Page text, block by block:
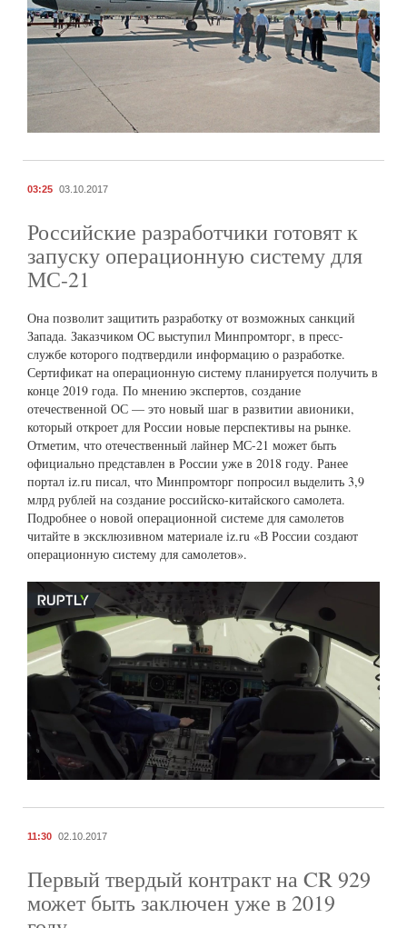
03:25 03.10.2017
Российские разработчики готовят к
запуску операционную систему для
МС-21
Она позволит защитить разработку от возможных санкций
Запада. Заказчиком ОС выступил Минпромторг, в пресс-
службе которого подтвердили информацию о разработке.
Сертификат на операционную систему планируется получить в
конце 2019 года. По мнению экспертов, создание
отечественной ОС –– это новый шаг в развитии авионики,
который откроет для России новые перспективы на рынке.
Отметим, что отечественный лайнер МС-21 может быть
официально представлен в России уже в 2018 году. Ранее
портал iz.ru писал, что Минпромторг попросил выделить 3,9
млрд рублей на создание российско-китайского самолета.
Подробнее о новой операционной системе для самолетов
читайте в эксклюзивном материале iz.ru «В России создают
операционную систему для самолетов».
11:30 02.10.2017
Первый твердый контракт на CR 929
может быть заключен уже в 2019